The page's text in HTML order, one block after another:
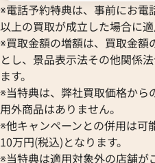
※電話予約特典は、事前にお電
以上の買取が成立した場合に適
※買取金額の増額は、買取金額
とし、景品表示法その他関係
ます。
※当特典は、弊社買取価格から
用外商品はありません。
※他キャンペーンとの併用は可
10万円(税込)となります。
※当特典は適用対象外の店舗が